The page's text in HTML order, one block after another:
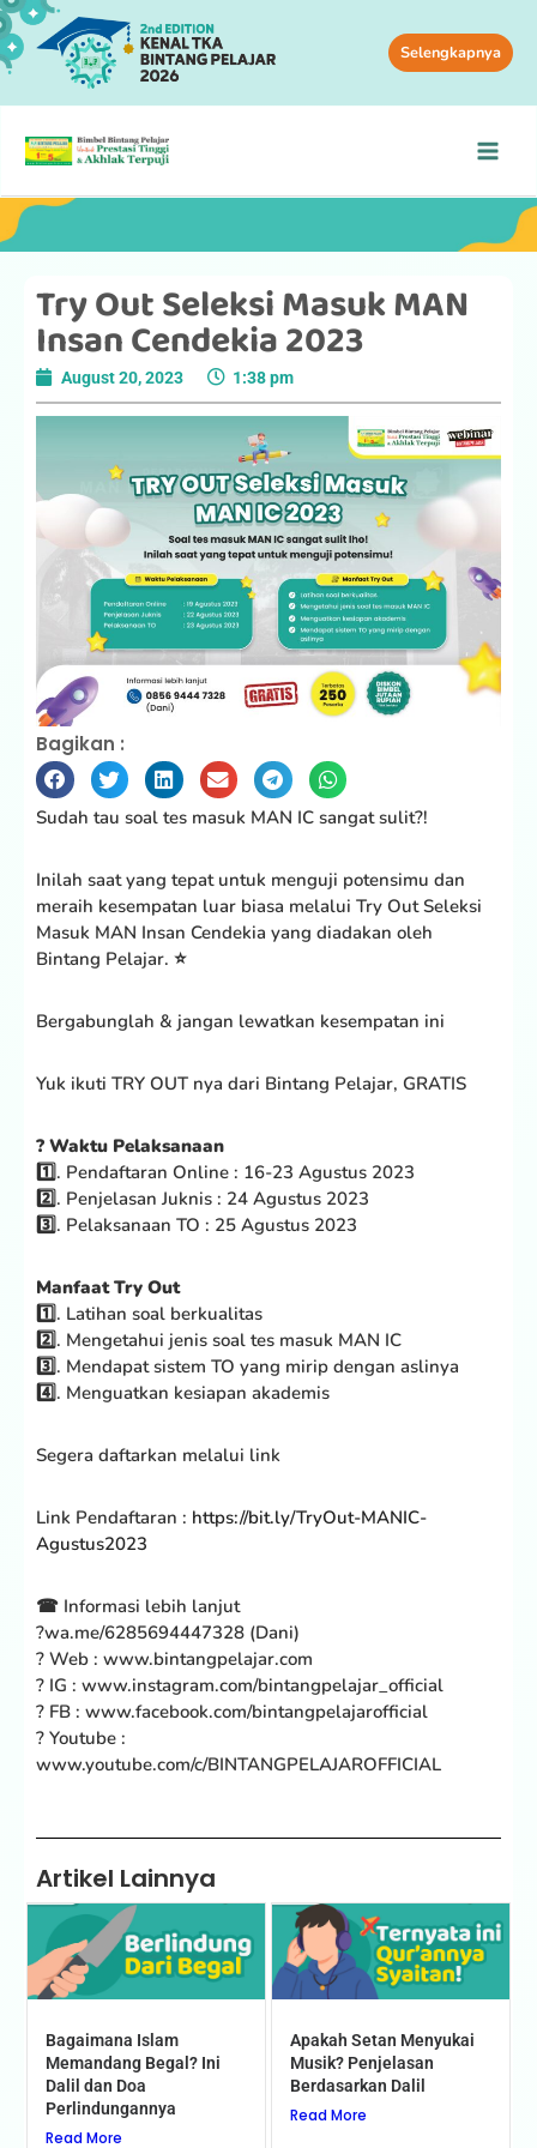
Selengkapnya
Try Out Seleksi Masuk MAN
Insan Cendekia 2023
August 20, 2023 1:38 pm
Bagikan :
Sudah tau soal tes masuk MAN IC sangat sulit?!
Inilah saat yang tepat untuk menguji potensimu dan
meraih kesempatan luar biasa melalui Try Out Seleksi
Masuk MAN Insan Cendekia yang diadakan oleh
Bintang Pelajar. ⭐
Bergabunglah & jangan lewatkan kesempatan ini
Yuk ikuti TRY OUT nya dari Bintang Pelajar, GRATIS
? Waktu Pelaksanaan
1️⃣. Pendaftaran Online : 16-23 Agustus 2023
2️⃣. Penjelasan Juknis : 24 Agustus 2023
3️⃣. Pelaksanaan TO : 25 Agustus 2023
Manfaat Try Out
1️⃣. Latihan soal berkualitas
2️⃣. Mengetahui jenis soal tes masuk MAN IC
3️⃣. Mendapat sistem TO yang mirip dengan aslinya
4️⃣. Menguatkan kesiapan akademis
Segera daftarkan melalui link
Link Pendaftaran : https://bit.ly/TryOut-MANIC-
Agustus2023
☎ Informasi lebih lanjut
?wa.me/6285694447328 (Dani)
? Web : www.bintangpelajar.com
? IG : www.instagram.com/bintangpelajar_official
? FB : www.facebook.com/bintangpelajarofficial
? Youtube :
www.youtube.com/c/BINTANGPELAJAROFFICIAL
Artikel Lainnya
Bagaimana Islam
Memandang Begal? Ini
Dalil dan Doa
Perlindungannya
Read More
Apakah Setan Menyukai
Musik? Penjelasan
Berdasarkan Dalil
Read More